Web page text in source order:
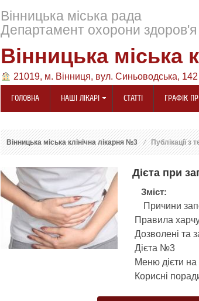
Вінницька міська рада
Департамент охорони здоров'я
Вінницька міська
21019, м. Вінниця, вул. Синьоводська, 142
ГОЛОВНА НАШІ ЛІКАРІ СТАТТІ ГРАФІК
Вінницька міська клінічна лікарня №3 Публікації з
Дієта при
Зміст:
Причини
Правила
Дозволені та
Дієта №3
Меню дієти на
Корисні